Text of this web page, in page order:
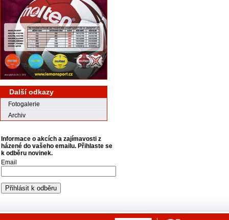
Další odkazy
Fotogalerie
Archiv
Informace o akcích a zajímavosti z
házené do vašeho emailu. Přihlaste se
k odběru novinek.
Email